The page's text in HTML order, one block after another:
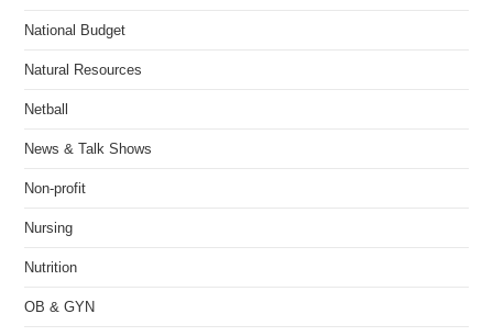
National Budget
Natural Resources
Netball
News & Talk Shows
Non-profit
Nursing
Nutrition
OB & GYN